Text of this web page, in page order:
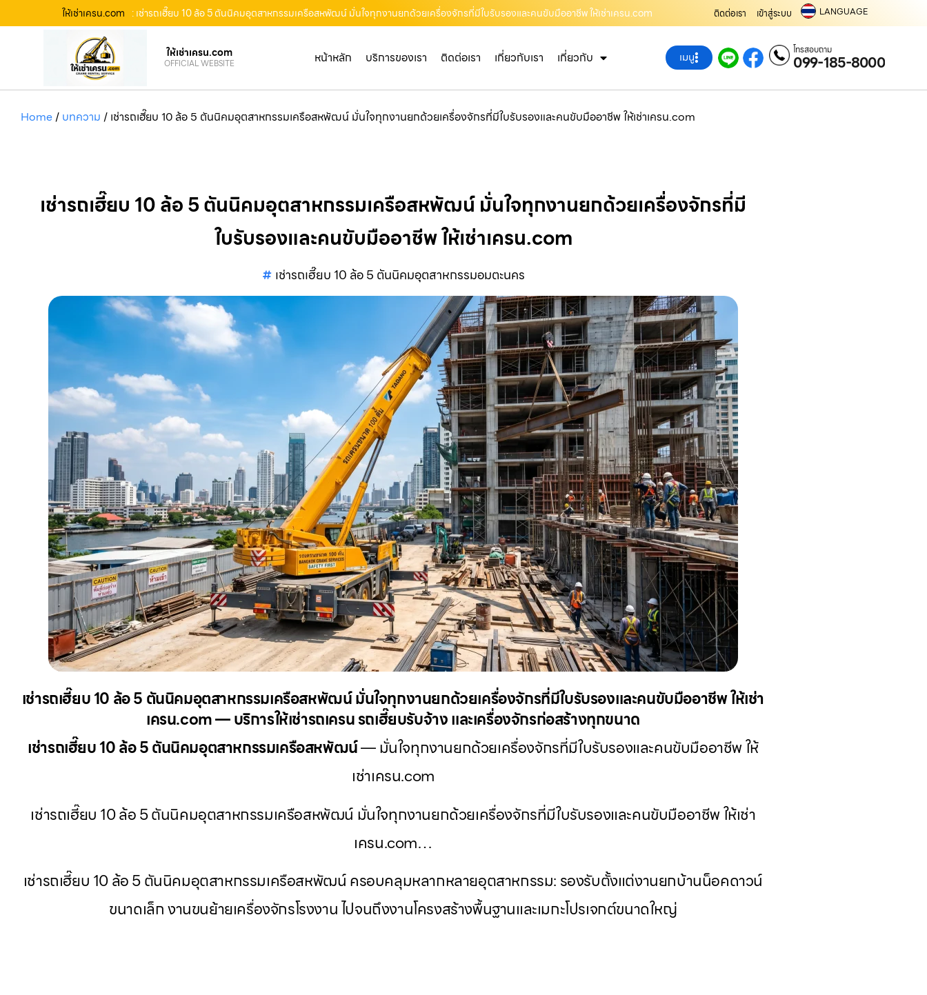
ให้เช่าเครน.com : เช่ารถเฮี๊ยบ 10 ล้อ 5 ตันนิคมอุตสาหกรรมเครือสหพัฒน์ มั่นใจทุกงานยกด้วยเครื่องจักรที่มีใบรับรองและคนขับมืออาชีพ ให้เช่าเครน.com ติดต่อเรา เข้าสู่ระบบ LANGUAGE
ให้เช่าเครน.com
OFFICIAL WEBSITE หน้าหลัก บริการของเรา ติดต่อเรา เกี่ยวกับเรา เกี่ยวกับ เมนู โทรสอบถาม
099-185-8000
Home/ บทความ / เช่ารถเฮี๊ยบ 10 ล้อ 5 ตันนิคมอุตสาหกรรมเครือสหพัฒน์ มั่นใจทุกงานยกด้วยเครื่องจักรที่มีใบรับรองและคนขับมืออาชีพ ให้เช่าเครน.com
เช่ารถเฮี๊ยบ 10 ล้อ 5 ตันนิคมอุตสาหกรรมเครือสหพัฒน์ มั่นใจทุกงานยกด้วยเครื่องจักรที่มี
ใบรับรองและคนขับมืออาชีพ ให้เช่าเครน.com
เช่ารถเฮี๊ยบ 10 ล้อ 5 ตันนิคมอุตสาหกรรมอมตะนคร
เช่ารถเฮี๊ยบ 10 ล้อ 5 ตันนิคมอุตสาหกรรมเครือสหพัฒน์ มั่นใจทุกงานยกด้วยเครื่องจักรที่มีใบรับรองและคนขับมืออาชีพ ให้เช่า
เครน.com — บริการให้เช่ารถเครน รถเฮี๊ยบรับจ้าง และเครื่องจักรก่อสร้างทุกขนาด
เช่ารถเฮี๊ยบ 10 ล้อ 5 ตันนิคมอุตสาหกรรมเครือสหพัฒน์— มั่นใจทุกงานยกด้วยเครื่องจักรที่มีใบรับรองและคนขับมืออาชีพ ให้
เช่าเครน.com
เช่ารถเฮี๊ยบ 10 ล้อ 5 ตันนิคมอุตสาหกรรมเครือสหพัฒน์ มั่นใจทุกงานยกด้วยเครื่องจักรที่มีใบรับรองและคนขับมืออาชีพ ให้เช่า
เครน.com…
เช่ารถเฮี๊ยบ 10 ล้อ 5 ตันนิคมอุตสาหกรรมเครือสหพัฒน์ ครอบคลุมหลากหลายอุตสาหกรรม: รองรับตั้งแต่งานยกบ้านน็อคดาวน์
ขนาดเล็ก งานขนย้ายเครื่องจักรโรงงาน ไปจนถึงงานโครงสร้างพื้นฐานและเมกะโปรเจกต์ขนาดใหญ่